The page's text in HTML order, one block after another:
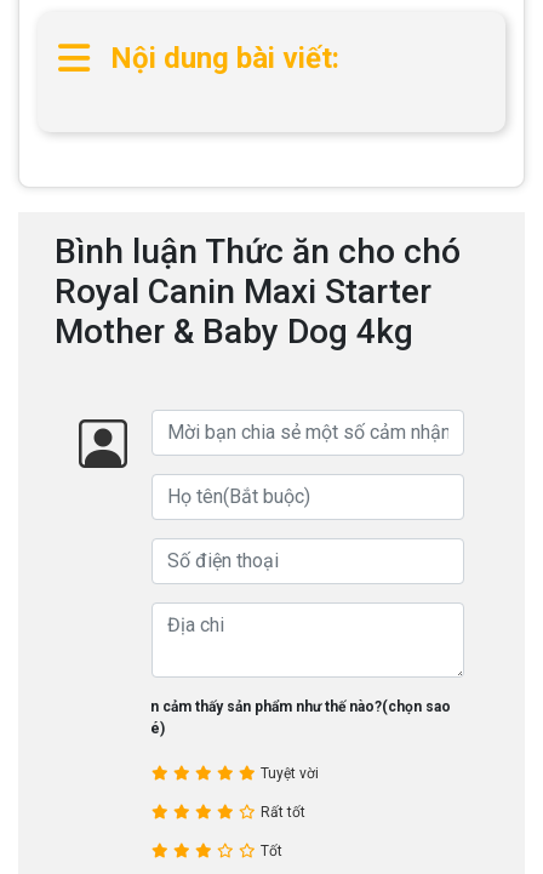
Nội dung bài viết:
Bình luận Thức ăn cho chó
Royal Canin Maxi Starter
Mother & Baby Dog 4kg
Bạn cảm thấy sản phẩm như thế nào?(chọn sao
nhé)
Tuyệt vời
Rất tốt
Tốt